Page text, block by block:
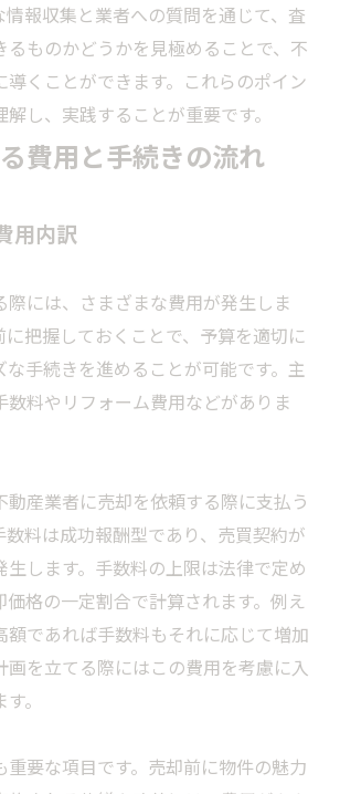
情報収集と業者への質問を通じて、査
るものかどうかを見極めることで、不
導くことができます。これらのポイン
解し、実践することが重要です。
費用と手続きの流れ
用内訳
際には、さまざまな費用が発生しま
に把握しておくことで、予算を適切に
手続きを進めることが可能です。主
数料やリフォーム費用などがありま
動産業者に売却を依頼する際に支払う
数料は成功報酬型であり、売買契約が
生します。手数料の上限は法律で定め
価格の一定割合で計算されます。例え
額であれば手数料もそれに応じて増加
画を立てる際にはこの費用を考慮に入
。
重要な項目です。売却前に物件の魅力